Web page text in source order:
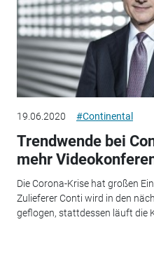
19.06.2020 #Continental
Trendwende bei
mehr
Die Corona-Krise hat großen
Zulieferer Conti wird in den
geflogen, stattdessen läuft die